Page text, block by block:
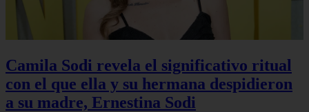
Camila Sodi revela el significativo ritual
con el que ella y su hermana despidieron
a su madre, Ernestina Sodi